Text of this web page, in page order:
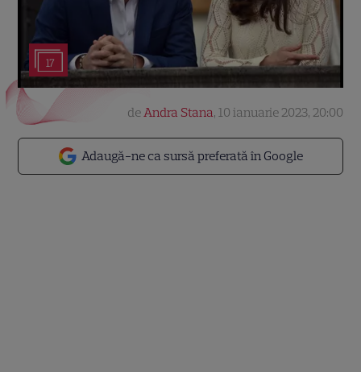
17
Adaugă-ne ca sursă preferată în Google
deAndra Stana, 10 ianuarie 2023, 20:00